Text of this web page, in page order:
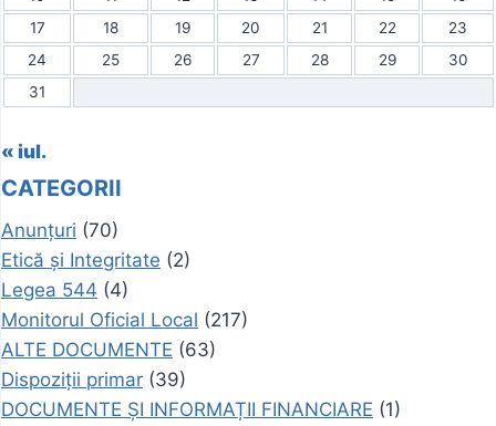
17
18 19 20 21 22
23
24
25 26 27 28 29
30
31
« iul.
CATEGORII
Anunțuri (70)
Etică și Integritate (2)
Legea 544 (4)
Monitorul Oficial Local (217)
ALTE DOCUMENTE (63)
Dispoziții primar (39)
DOCUMENTE ȘI INFORMAȚII FINANCIARE (1)